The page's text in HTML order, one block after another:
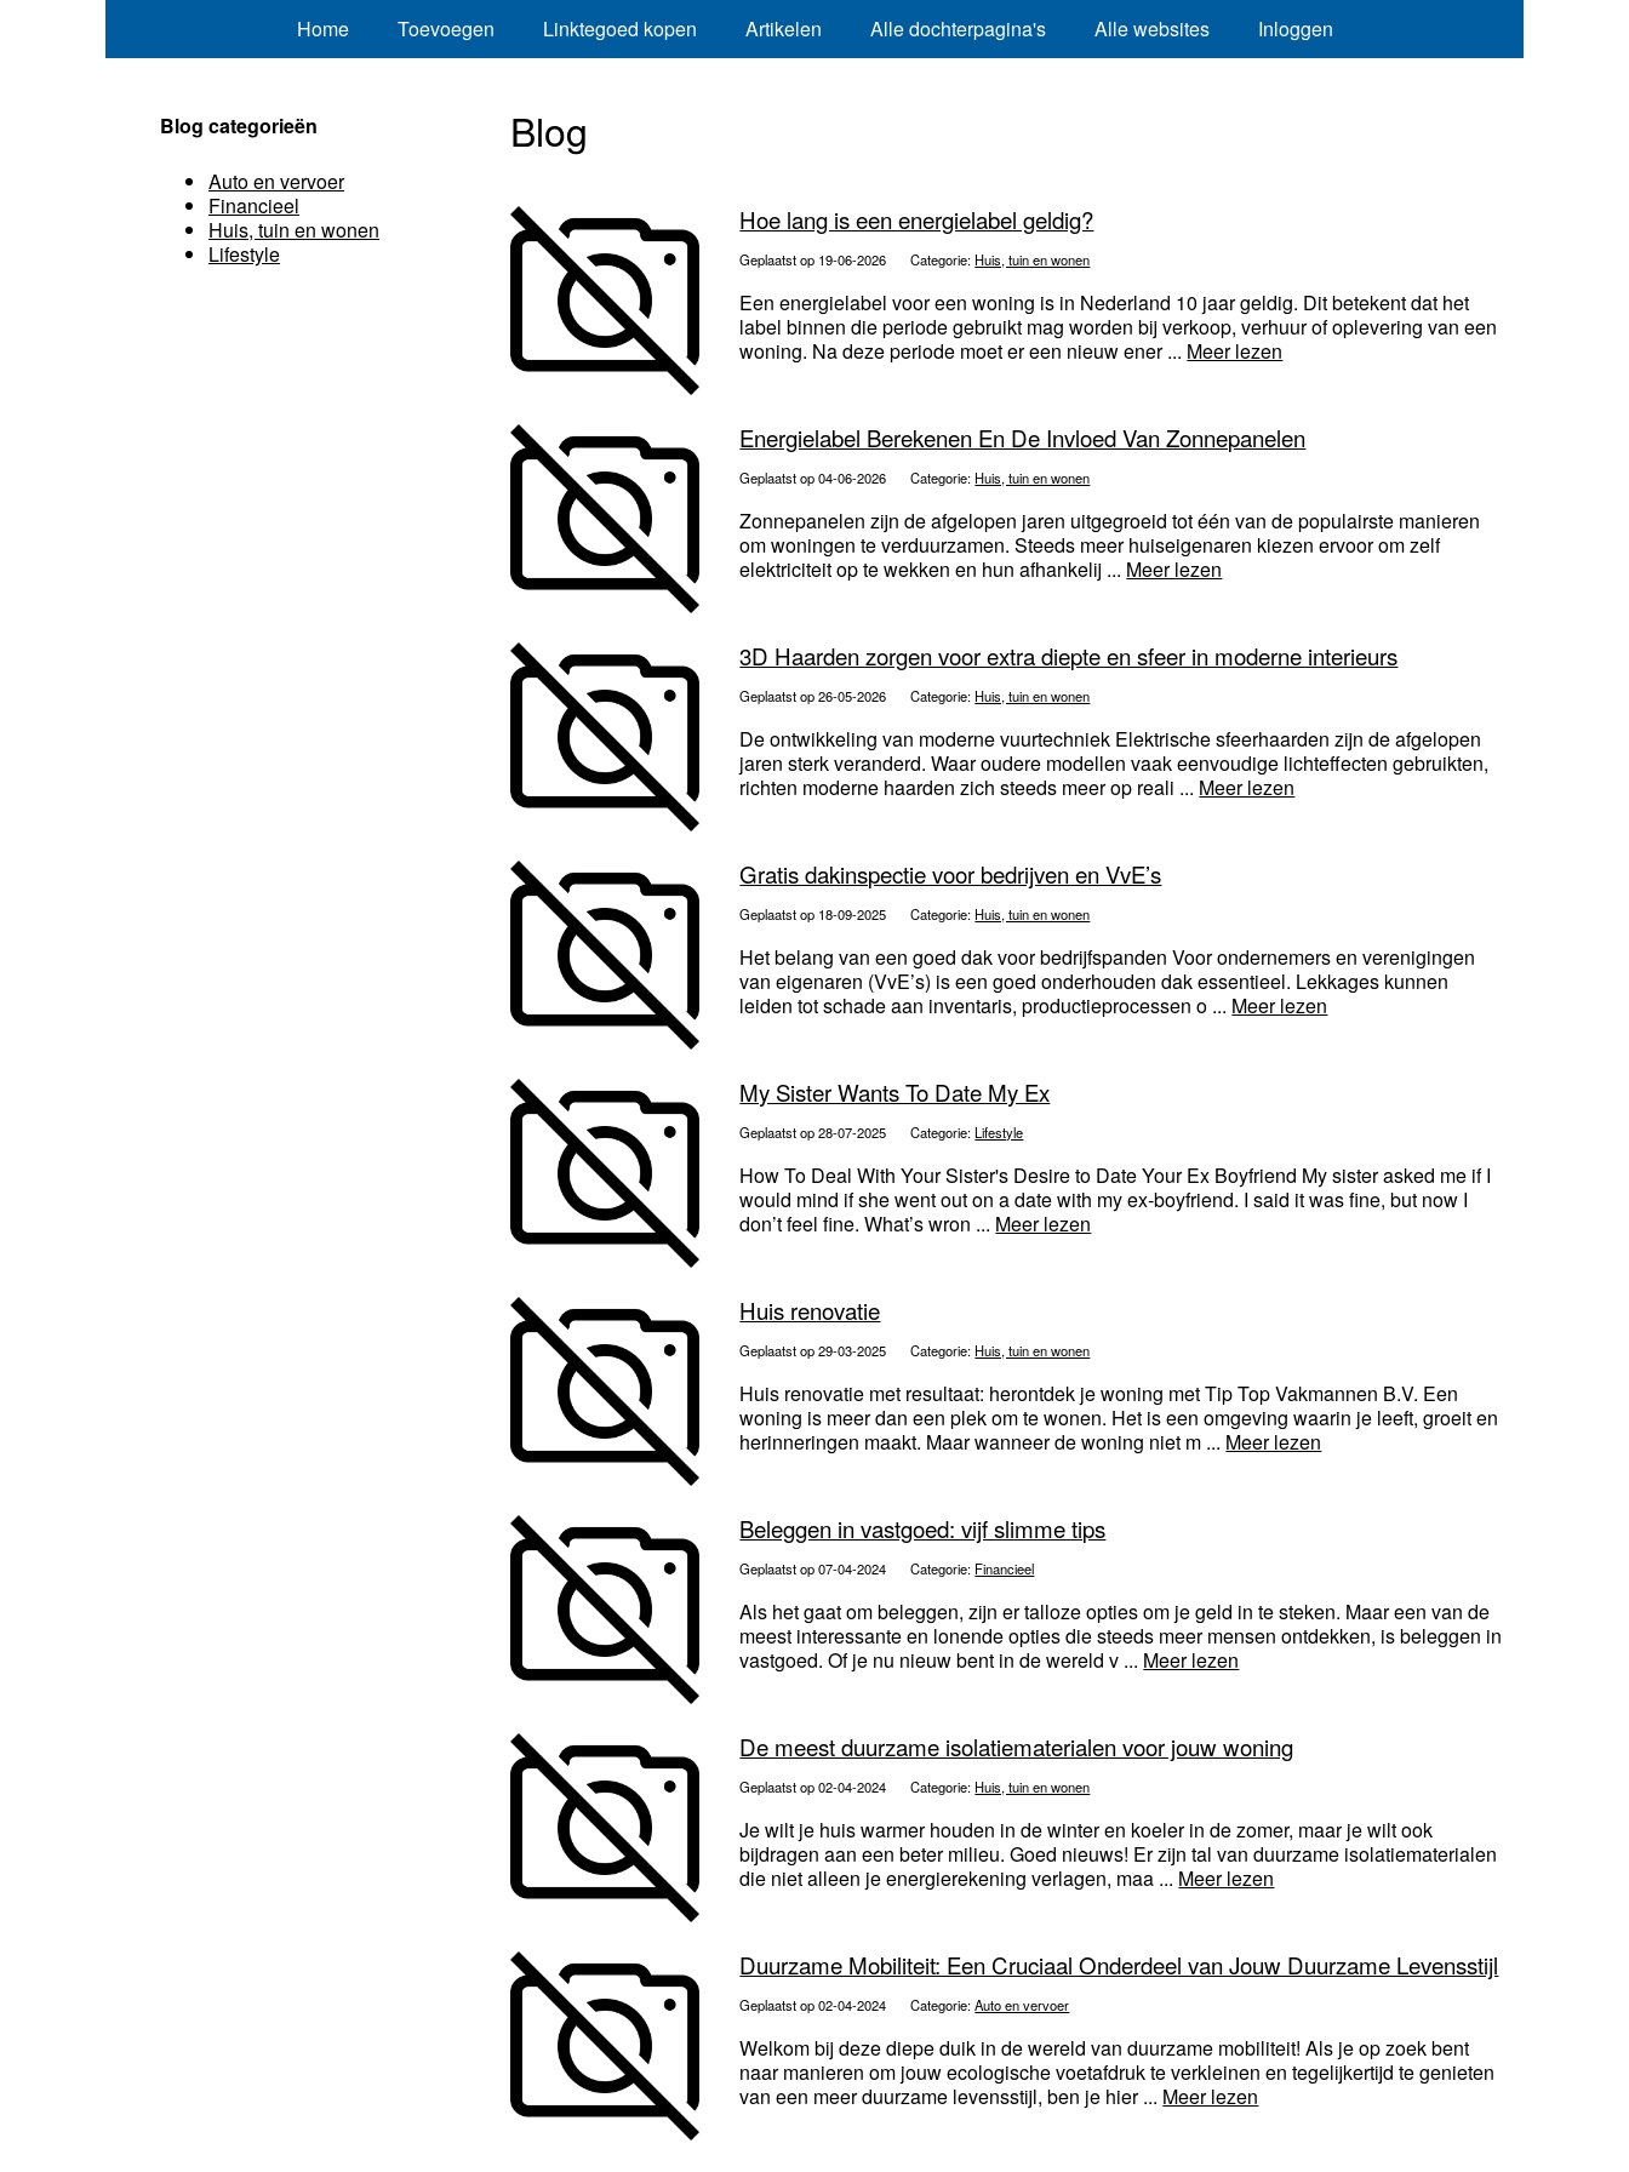
Home Toevoegen Linktegoed kopen Artikelen Alle dochterpagina's Alle websites Inloggen
Blog
Hoe lang is een energielabel geldig?
Geplaatst op 19-06-2026 Categorie: Huis, tuin en wonen
Een energielabel voor een woning is in Nederland 10 jaar geldig. Dit betekent dat het
label binnen die periode gebruikt mag worden bij verkoop, verhuur of oplevering van een
woning. Na deze periode moet er een nieuw ener ... Meer lezen
Energielabel Berekenen En De Invloed Van Zonnepanelen
Geplaatst op 04-06-2026 Categorie: Huis, tuin en wonen
Zonnepanelen zijn de afgelopen jaren uitgegroeid tot één van de populairste manieren
om woningen te verduurzamen. Steeds meer huiseigenaren kiezen ervoor om zelf
elektriciteit op te wekken en hun afhankelij ... Meer lezen
3D Haarden zorgen voor extra diepte en sfeer in moderne interieurs
Geplaatst op 26-05-2026 Categorie: Huis, tuin en wonen
De ontwikkeling van moderne vuurtechniek Elektrische sfeerhaarden zijn de afgelopen
jaren sterk veranderd. Waar oudere modellen vaak eenvoudige lichteffecten gebruikten,
richten moderne haarden zich steeds meer op reali ... Meer lezen
Gratis dakinspectie voor bedrijven en VvE’s
Geplaatst op 18-09-2025 Categorie: Huis, tuin en wonen
Het belang van een goed dak voor bedrijfspanden Voor ondernemers en verenigingen
van eigenaren (VvE’s) is een goed onderhouden dak essentieel. Lekkages kunnen
leiden tot schade aan inventaris, productieprocessen o ... Meer lezen
My Sister Wants To Date My Ex
Geplaatst op 28-07-2025 Categorie:Lifestyle
How To Deal With Your Sister's Desire to Date Your Ex Boyfriend My sister asked me if I
would mind if she went out on a date with my ex-boyfriend. I said it was fine, but now I
don’t feel fine. What’s wron ... Meer lezen
Huis renovatie
Geplaatst op 29-03-2025 Categorie: Huis, tuin en wonen
Huis renovatie met resultaat: herontdek je woning met Tip Top Vakmannen B.V. Een
woning is meer dan een plek om te wonen. Het is een omgeving waarin je leeft, groeit en
herinneringen maakt. Maar wanneer de woning niet m ... Meer lezen
Beleggen in vastgoed: vijf slimme tips
Geplaatst op 07-04-2024 Categorie: Financieel
Als het gaat om beleggen, zijn er talloze opties om je geld in te steken. Maar een van de
meest interessante en lonende opties die steeds meer mensen ontdekken, is beleggen in
vastgoed. Of je nu nieuw bent in de wereld v ... Meer lezen
De meest duurzame isolatiematerialen voor jouw woning
Geplaatst op 02-04-2024 Categorie: Huis, tuin en wonen
Je wilt je huis warmer houden in de winter en koeler in de zomer, maar je wilt ook
bijdragen aan een beter milieu. Goed nieuws! Er zijn tal van duurzame isolatiematerialen
die niet alleen je energierekening verlagen, maa ... Meer lezen
Duurzame Mobiliteit: Een Cruciaal Onderdeel van Jouw Duurzame Levensstijl
Geplaatst op 02-04-2024 Categorie:Auto en vervoer
Welkom bij deze diepe duik in de wereld van duurzame mobiliteit! Als je op zoek bent
naar manieren om jouw ecologische voetafdruk te verkleinen en tegelijkertijd te genieten
van een meer duurzame levensstijl, ben je hier ... Meer lezen
Blog categorieën
Auto en vervoer
Financieel
Huis, tuin en wonen
Lifestyle